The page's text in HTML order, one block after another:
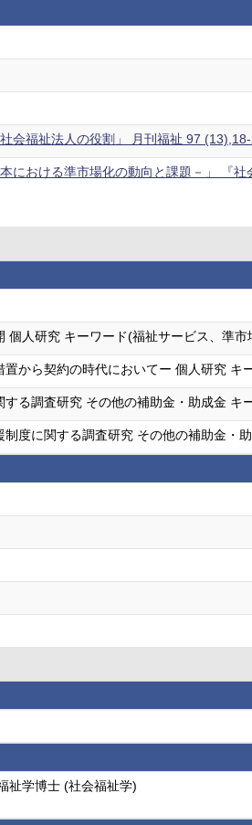
会福祉法人の役割」 月刊福祉 97
における準市場化の動向と課題－」
個人研究 キーワード(福祉サービス、準
から契約の時代においてー 個人研究 キ
る調査研究 その他の補助金・助成金 キ
度に関する調査研究 その他の補助金・
祉学博士 (社会福祉学)